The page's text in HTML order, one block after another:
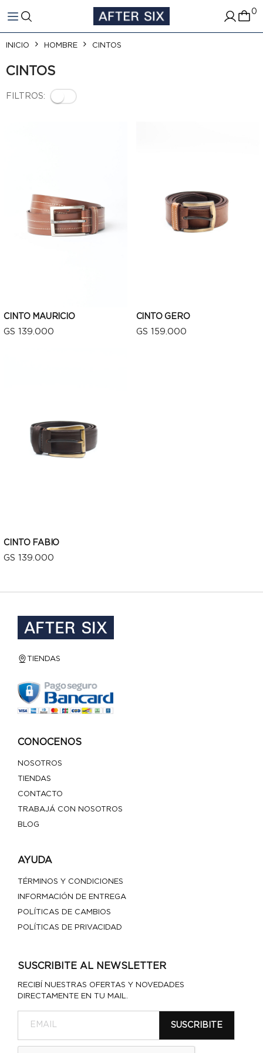
0
INICIO HOMBRE CINTOS
CINTOS
FILTROS:
CINTO MAURICIO
GS 139.000
CINTO GERO
GS 159.000
VISTA RÁPIDA
CINTO FABIO
GS 139.000
TIENDAS
CONOCENOS
NOSOTROS
TIENDAS
CONTACTO
TRABAJÁ CON NOSOTROS
BLOG
AYUDA
TÉRMINOS Y CONDICIONES
INFORMACIÓN DE ENTREGA
POLÍTICAS DE CAMBIOS
POLÍTICAS DE PRIVACIDAD
SUSCRIBITE AL NEWSLETTER
RECIBÍ NUESTRAS OFERTAS Y NOVEDADES
DIRECTAMENTE EN TU MAIL.